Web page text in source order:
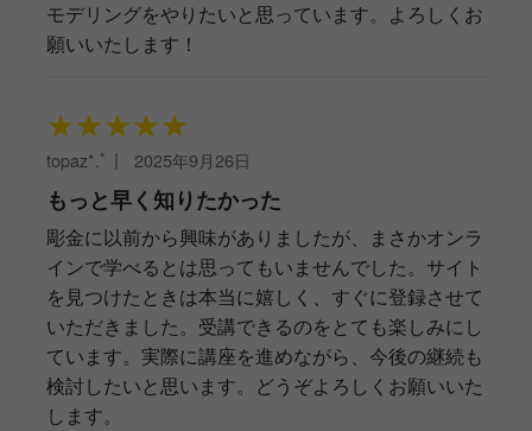
モデリングをやりたいと思っています。よろしくお
願いいたします！
★★★★★
topaz*.ﾟ ｜ 2025年9月26日
もっと早く知りたかった
彫金に以前から興味がありましたが、まさかオンラ
インで学べるとは思ってもいませんでした。サイト
を見つけたときは本当に嬉しく、すぐに登録させて
いただきました。受講できるのをとても楽しみにし
ています。実際に講座を進めながら、今後の継続も
検討したいと思います。どうぞよろしくお願いいた
します。